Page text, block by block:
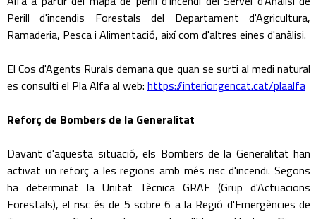
Perill d'incendis Forestals del Departament d'Agricultura,
Ramaderia, Pesca i Alimentació, així com d'altres eines d'anàlisi.
El Cos d'Agents Rurals demana que quan se surti al medi natural
es consulti el Pla Alfa al web: https://interior.gencat.cat/plaalfa
Reforç de Bombers de la Generalitat
Davant d'aquesta situació, els Bombers de la Generalitat han
activat un reforç a les regions amb més risc d'incendi. Segons
ha determinat la Unitat Tècnica GRAF (Grup d'Actuacions
Forestals), el risc és de 5 sobre 6 a la Regió d'Emergències de